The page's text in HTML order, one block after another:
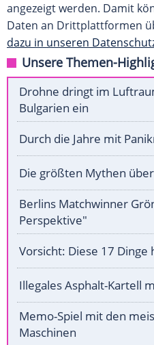
angezeigt werden. Damit
Daten an Drittplattformen
dazu in unseren
Unsere Themen-
Drohne dringt im
Bulgarien ein
Durch die Jahre mit
Die größten Mythen
Berlins Matchwinner
Perspektive"
Vorsicht: Diese 17 Dinge
Illegales Asphalt-Kartell
Memo-Spiel mit den
Maschinen